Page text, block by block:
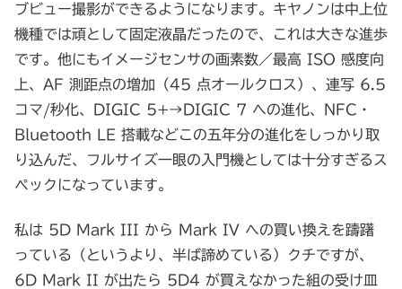
ブビュー撮影ができるようになります。キヤノンは中上位
機種では頑として固定液晶だったので、これは大きな進歩
です。他にもイメージセンサの画素数／最高 ISO 感度向
上、AF 測距点の増加（45 点オールクロス）、連写 6.5
コマ/秒化、DIGIC 5+→DIGIC 7 への進化、NFC・
Bluetooth LE 搭載などこの五年分の進化をしっかり取
り込んだ、フルサイズ一眼の入門機としては十分すぎるス
ペックになっています。
私は 5D Mark III から Mark IV への買い換えを躊躇
っている（というより、半ば諦めている）クチですが、
6D Mark II が出たら 5D4 が買えなかった組の受け皿